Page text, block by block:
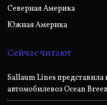
Северная Америка
Южная Америка
Сейчас читают
Sallaum Lines
автомобилевоз Ocean